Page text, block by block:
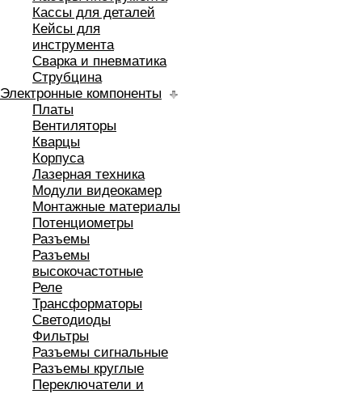
Кассы для деталей
Кейсы для
инструмента
Сварка и пневматика
Струбцина
Электронные компоненты
Платы
Вентиляторы
Кварцы
Корпуса
Лазерная техника
Модули видеокамер
Монтажные материалы
Потенциометры
Разъемы
Разъемы
высокочастотные
Реле
Трансформаторы
Светодиоды
Фильтры
Разъемы сигнальные
Разъемы круглые
Переключатели и